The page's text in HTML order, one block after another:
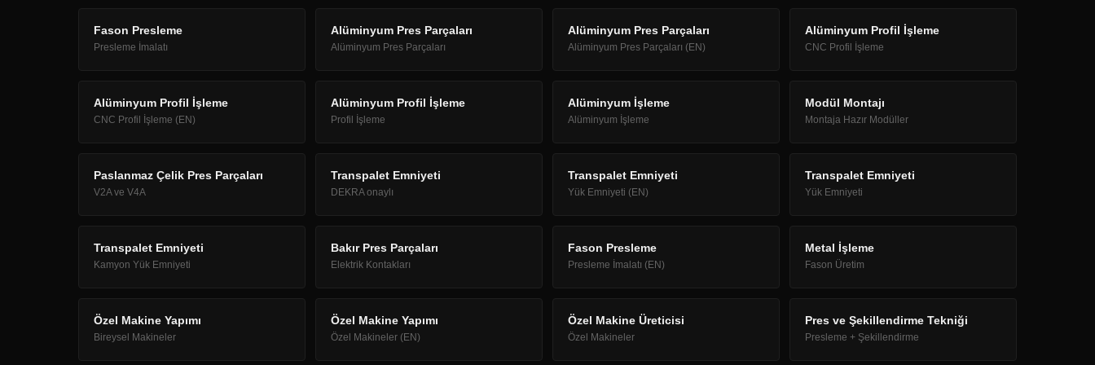
Fason Presleme
Presleme İmalatı
Alüminyum Pres Parçaları
Alüminyum Pres Parçaları
Alüminyum Pres Parçaları
Alüminyum Pres Parçaları (EN)
Alüminyum Profil İşleme
CNC Profil İşleme
Alüminyum Profil İşleme
CNC Profil İşleme (EN)
Alüminyum Profil İşleme
Profil İşleme
Alüminyum İşleme
Alüminyum İşleme
Modül Montajı
Montaja Hazır Modüller
Paslanmaz Çelik Pres Parçaları
V2A ve V4A
Transpalet Emniyeti
DEKRA onaylı
Transpalet Emniyeti
Yük Emniyeti (EN)
Transpalet Emniyeti
Yük Emniyeti
Transpalet Emniyeti
Kamyon Yük Emniyeti
Bakır Pres Parçaları
Elektrik Kontakları
Fason Presleme
Presleme İmalatı (EN)
Metal İşleme
Fason Üretim
Özel Makine Yapımı
Bireysel Makineler
Özel Makine Yapımı
Özel Makineler (EN)
Özel Makine Üreticisi
Özel Makineler
Pres ve Şekillendirme Tekniği
Presleme + Şekillendirme